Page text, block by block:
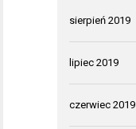
sierpień 2019
lipiec 2019
czerwiec 2019